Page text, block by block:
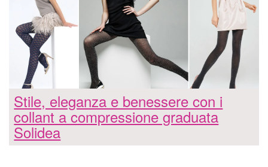
Stile, eleganza e benessere con i
collant a compressione graduata
Solidea